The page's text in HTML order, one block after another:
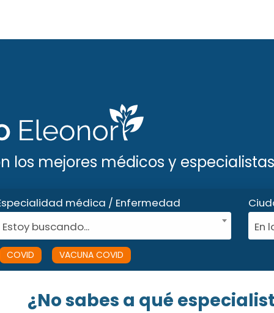
los mejores médicos y especialistas
médica / Enfermedad
Estoy buscando...
COVID VACUNA COVID
En
¿No sabes a qué